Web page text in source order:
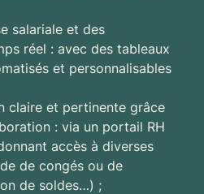
salariale et des
réel : avec des tableaux
et personnalisables
claire et pertinente grâce
: via un portail RH
accès à diverses
de congés ou de
de soldes…) ;